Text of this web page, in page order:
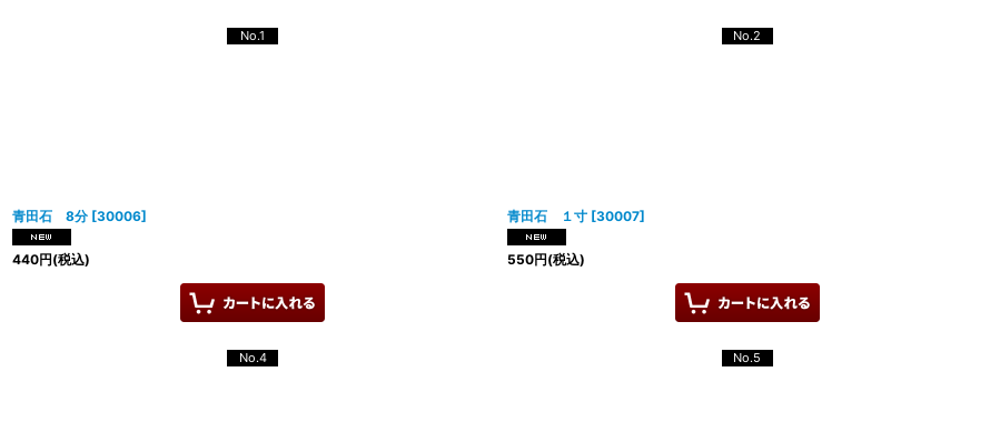
No.1
青田石 8分 [30006]
440円(税込)
No.2
青田石 １寸 [30007]
550円(税込)
No.4 No.5